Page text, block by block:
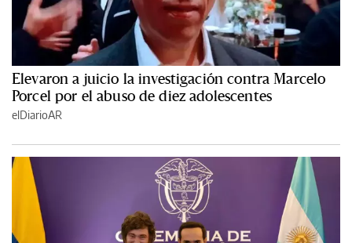
Elevaron a juicio la investigación contra Marcelo
Porcel por el abuso de diez adolescentes
elDiarioAR